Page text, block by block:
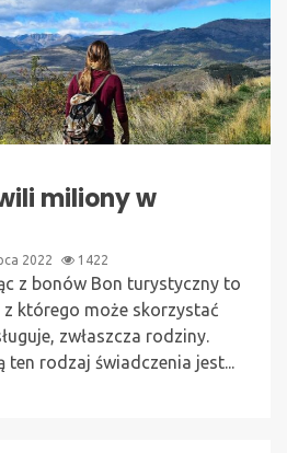
miliony w
2022 1422
z bonów Bon turystyczny to
którego może skorzystać
zwłaszcza rodziny.
ten rodzaj świadczenia jest...